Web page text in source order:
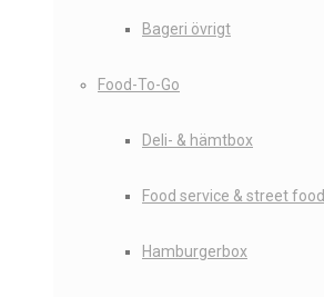
Bageri övrigt
Food-To-Go
Deli- & hämtbox
Food service & street food
Hamburgerbox